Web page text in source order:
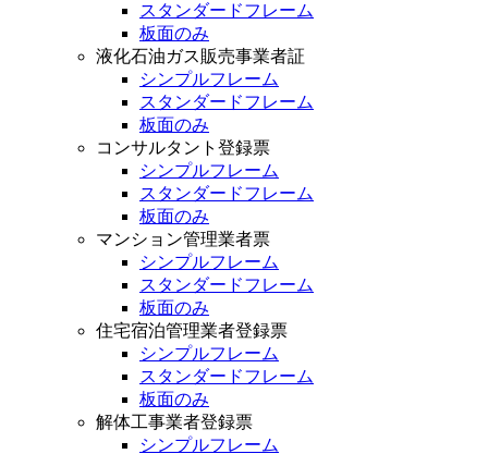
スタンダードフレーム
板面のみ
液化石油ガス販売事業者証
シンプルフレーム
スタンダードフレーム
板面のみ
コンサルタント登録票
シンプルフレーム
スタンダードフレーム
板面のみ
マンション管理業者票
シンプルフレーム
スタンダードフレーム
板面のみ
住宅宿泊管理業者登録票
シンプルフレーム
スタンダードフレーム
板面のみ
解体工事業者登録票
シンプルフレーム